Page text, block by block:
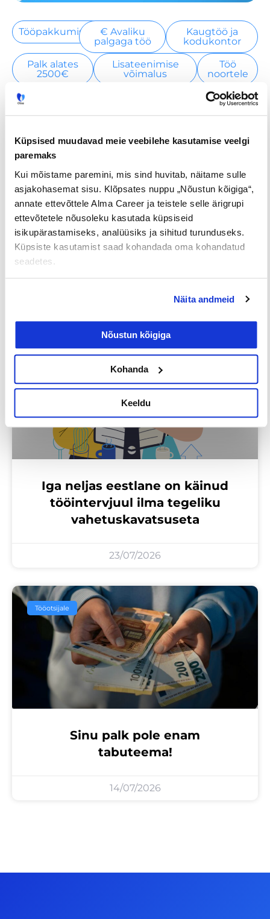
Küpsised muudavad meie veebilehe kasutamise veelgi
paremaks
Kui mõistame paremini, mis sind huvitab, näitame sulle
asjakohasemat sisu. Klõpsates nuppu „Nõustun kõigiga“,
annate ettevõttele Alma Career ja teistele selle ärigrupi
ettevõtetele nõusoleku kasutada küpsiseid
isikupärastamiseks, analüüsiks ja sihitud turunduseks.
Küpsiste kasutamist saad kohandada oma kohandatud
seadetes.
Näita andmeid
Nõustun kõigiga
Kohanda
Keeldu
Tööpakkumised
€ Avaliku
palgaga töö
Kaugtöö ja
kodukontor
Palk alates
2500€
Lisateenimise
võimalus
Töö
noortele
Prev
EELMINE JÄRGMINE
Uuringud
Iga neljas eestlane on käinud
tööintervjuul ilma tegeliku
vahetuskavatsuseta
23/07/2026
Tööotsijale
Sinu palk pole enam
tabuteema!
14/07/2026